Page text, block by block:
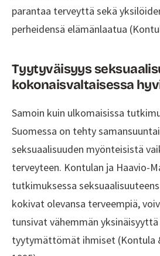
parantaa terveyttä sekä
perheidensä elämänlaatua
Tyytyväisyys
kokonaisvaltaisessa
Samoin kuin ulkomaisissa
Suomessa on tehty
seksuaalisuuden myönteisistä
terveyteen. Kontulan ja Haavio-
tutkimuksessa
kokivat olevansa terveempiä,
tunsivat vähemmän
tyytymättömät ihmiset (Kontula